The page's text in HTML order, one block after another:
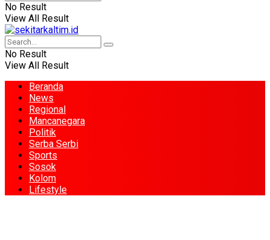
No Result
View All Result
No Result
View All Result
Beranda
News
Regional
Mancanegara
Politik
Serba Serbi
Sports
Sosok
Kolom
Lifestyle